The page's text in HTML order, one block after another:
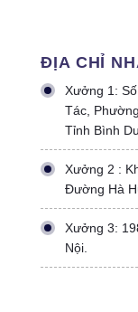
ĐỊA CHỈ
Xưởng 1:
Tác,
Tỉnh Bình
Xưởng 2 :
Đường Hà
Xưởng 3:
Nội.